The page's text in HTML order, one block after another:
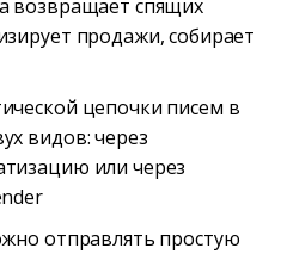
возвращает спящих
продажи, собирает
цепочки писем в
видов: через
или через
отправлять простую